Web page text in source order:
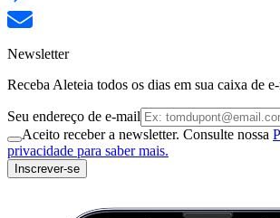
Newsletter
Receba Aleteia todos os dias em sua caixa de
Seu endereço de e-mail
Aceito receber a newsletter. Consulte nossa
privacidade para saber mais.
Inscrever-se